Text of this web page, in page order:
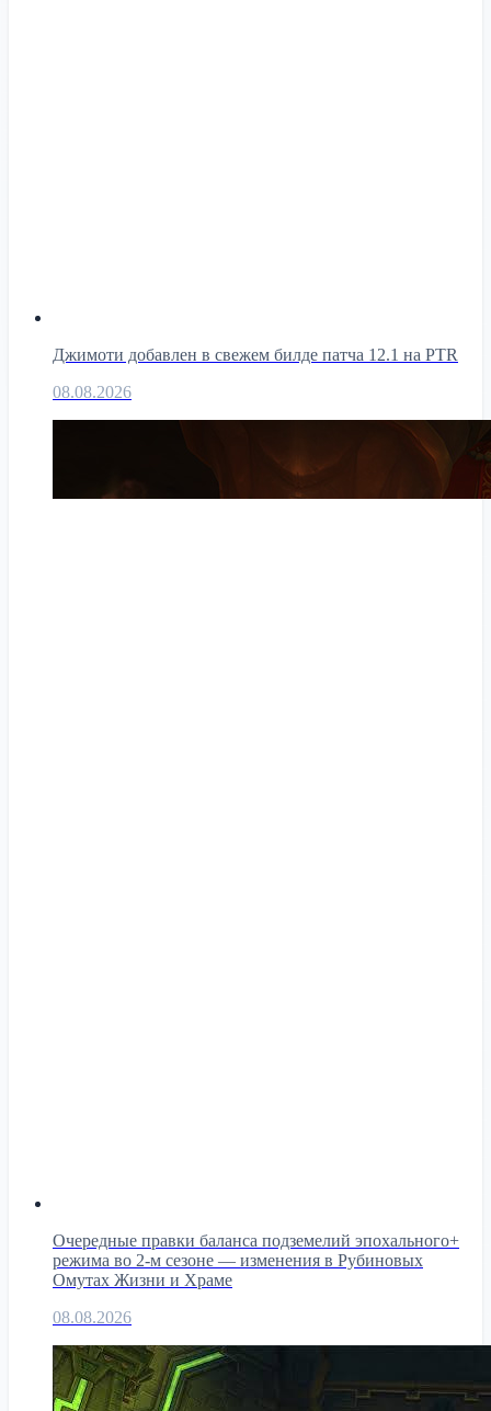
Джимоти добавлен в свежем билде патча 12.1 на PTR
08.08.2026
Очередные правки баланса подземелий эпохального+
режима во 2-м сезоне — изменения в Рубиновых
Омутах Жизни и Храме
08.08.2026